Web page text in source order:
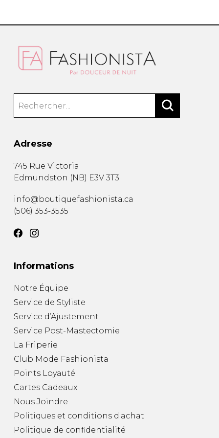
Adresse
745 Rue Victoria
Edmundston (NB) E3V 3T3
info@boutiquefashionista.ca
(506) 353-3535
Informations
Notre Équipe
Service de Styliste
Service d’Ajustement
Service Post-Mastectomie
La Friperie
Club Mode Fashionista
Points Loyauté
Cartes Cadeaux
Nous Joindre
Politiques et conditions d'achat
Politique de confidentialité